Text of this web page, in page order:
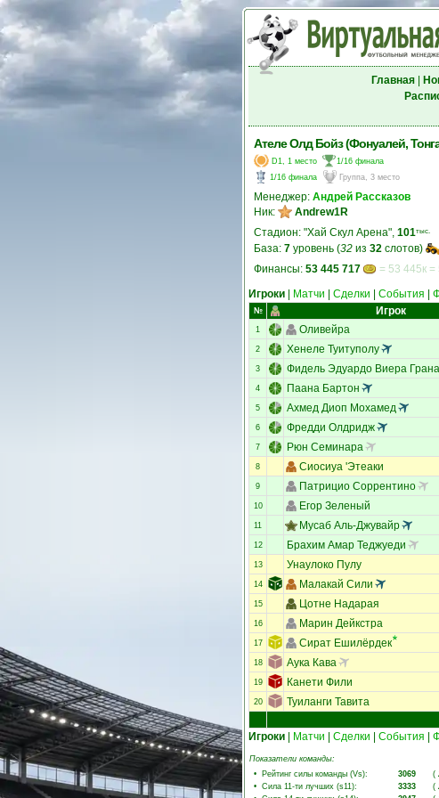
Главная|
Ателе Олд Бойз (Фонуалей,
D1, 1 место
1/16 финала
1/16 финала
Группа, 3 место
Менеджер: Андрей Рассказов
Ник:
Andrew1R
Стадион: "Хай Скул Арена", 101тыс.
База: 7 уровень (32 из 32 слотов)
Финансы: 53 445 717 = 53 445к
Игроки Матчи Сделки События
№ Игрок
1 Оливейра
2 Хенеле Туитуполу
3 Фидель Эдуардо Виера
4 Паана Бартон
5 Ахмед Диоп Мохамед
6 Фредди Олдридж
7 Рюн Семинара
8 Сиосиуа 'Этеаки
9 Патрицио Соррентино
10 Егор Зеленый
11 Мусаб Аль-Джувайр
12 Брахим Амар Теджуеди
13 Унаулоко Пулу
14 Малакай Сили
15 Цотне Надарая
16 Марин Дейкстра
17 Сират Ешилёрдек
18 Аука Кава
19 Канети Фили
20 Туиланги Тавита
Игроки Матчи Сделки События
Показатели команды:
• Рейтинг силы команды (Vs): 3069 (
• Сила 11-ти лучших (s11): 3333 (